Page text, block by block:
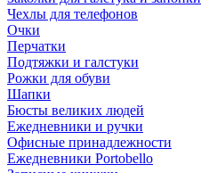
Чехлы для телефонов
Очки
Перчатки
Подтяжки и галстуки
Рожки для обуви
Шапки
Бюсты великих людей
Ежедневники и ручки
Офисные принадлежности
Ежедневники Portobello